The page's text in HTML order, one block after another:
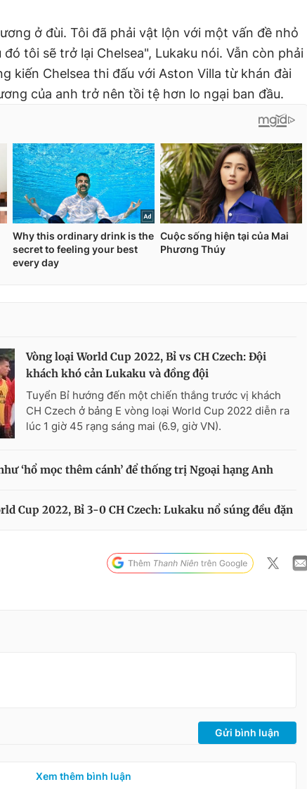
ở đùi. Tôi đã phải vật lộn với một vấn đề nhỏ
tôi sẽ trở lại Chelsea", Lukaku nói. Vẫn còn phải
kiến Chelsea thi đấu với Aston Villa từ khán đài
của anh trở nên tồi tệ hơn lo ngại ban đầu.
Vòng loại World Cup 2022, Bỉ vs CH Czech: Đội
khách khó cản Lukaku và đồng đội
Tuyển Bỉ hướng đến một chiến thắng trước vị khách
CH Czech ở bảng E vòng loại World Cup 2022 diễn ra
lúc 1 giờ 45 rạng sáng mai (6.9, giờ VN).
‘hổ mọc thêm cánh’ để thống trị Ngoại hạng Anh
Cup 2022, Bỉ 3-0 CH Czech: Lukaku nổ súng đều đặn
Gửi bình luận
Xem thêm bình luận